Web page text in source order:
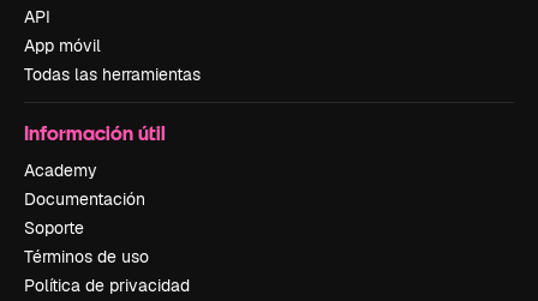
API
App móvil
Todas las herramientas
Información útil
Academy
Documentación
Soporte
Términos de uso
Política de privacidad